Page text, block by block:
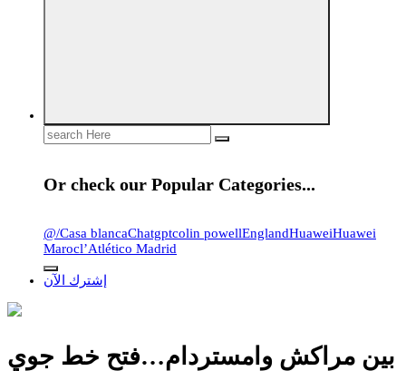
Search
for:
Or check our Popular Categories...
@/Casa blancaChatgptcolin powellEnglandHuaweiHuawei
Marocl’Atlético Madrid
إشترك الآن
بين مراكش وامستردام…فتح خط جوي